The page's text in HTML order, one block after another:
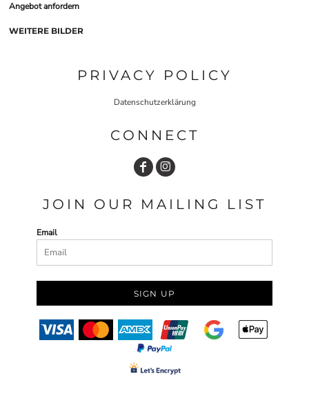
Angebot anfordern
WEITERE BILDER
PRIVACY POLICY
Datenschutzerklärung
CONNECT
JOIN OUR MAILING LIST
Email
SIGN UP